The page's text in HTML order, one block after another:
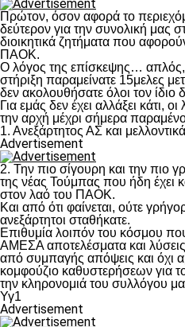
Πρώτον, όσον αφορά το
δεύτερον για την συνολική μας
διοικητικά ζητήματα που
ΠΑΟΚ.
Ο λόγος της επίσκεψης… απλός,
στήριξη παραμείνατε 15μελες
δεν ακολουθήσατε όλοι τον ίδιο
Για εμάς δεν έχει αλλάξει κάτι,
την αρχή μέχρι σήμερα
1. Ανεξάρτητος ΑΣ και
Advertisement
2. Την πιο σίγουρη και την πιο
της νέας Τούμπας που ήδη έχει
στον λαό του ΠΑΟΚ.
Και από ότι φαίνεται, ούτε
ανεξάρτητοι σταθήκατε.
Επιθυμία λοιπόν του κόσμου
ΑΜΕΣΑ αποτελέσματα και λύσεις
από συμπαγής απόψεις και όχι
κομφούζιο καθυστερήσεων για
την κληρονομιά του συλλόγου
Υγ1
Advertisement